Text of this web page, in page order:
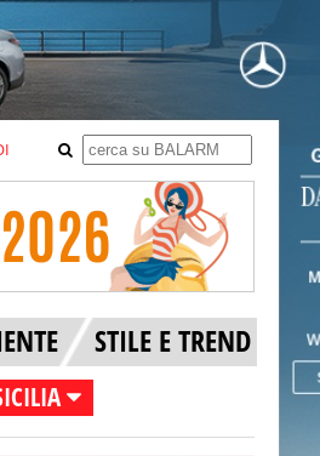
STILE E TREND